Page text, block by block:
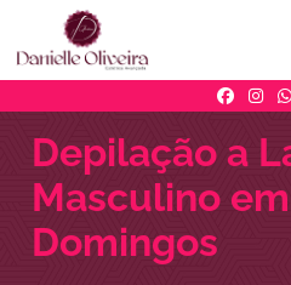
Depilação a
Masculino
Domingos